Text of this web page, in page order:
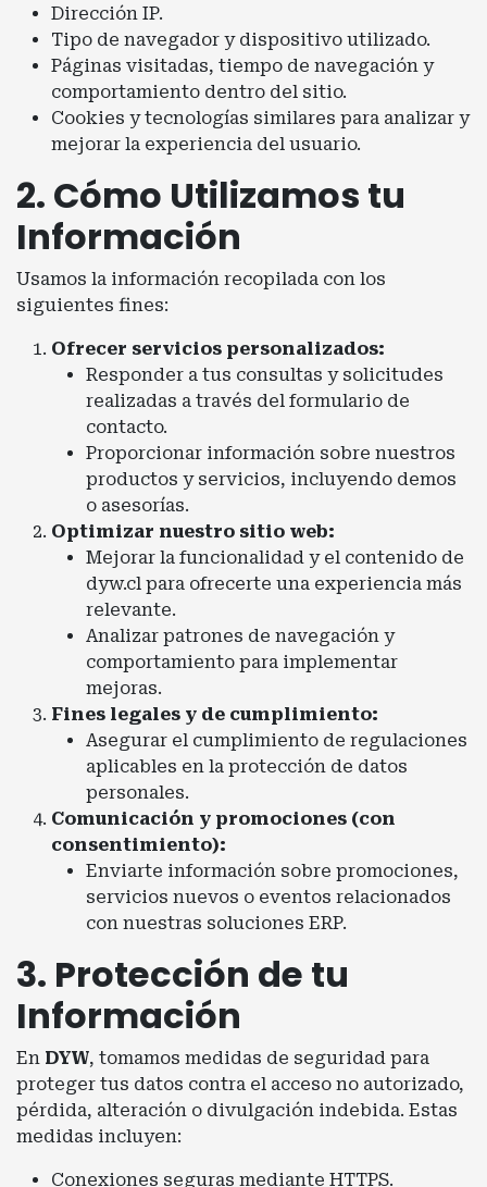
Dirección IP.
Tipo de navegador y dispositivo utilizado.
Páginas visitadas, tiempo de navegación y
comportamiento dentro del sitio.
Cookies y tecnologías similares para analizar y
mejorar la experiencia del usuario.
2. Cómo Utilizamos tu
Información
Usamos la información recopilada con los
siguientes fines:
Ofrecer servicios personalizados:
Responder a tus consultas y solicitudes
realizadas a través del formulario de
contacto.
Proporcionar información sobre nuestros
productos y servicios, incluyendo demos
o asesorías.
Optimizar nuestro sitio web:
Mejorar la funcionalidad y el contenido de
dyw.cl para ofrecerte una experiencia más
relevante.
Analizar patrones de navegación y
comportamiento para implementar
mejoras.
Fines legales y de cumplimiento:
Asegurar el cumplimiento de regulaciones
aplicables en la protección de datos
personales.
Comunicación y promociones (con
consentimiento):
Enviarte información sobre promociones,
servicios nuevos o eventos relacionados
con nuestras soluciones ERP.
3. Protección de tu
Información
En DYW, tomamos medidas de seguridad para
proteger tus datos contra el acceso no autorizado,
pérdida, alteración o divulgación indebida. Estas
medidas incluyen:
Conexiones seguras mediante HTTPS.